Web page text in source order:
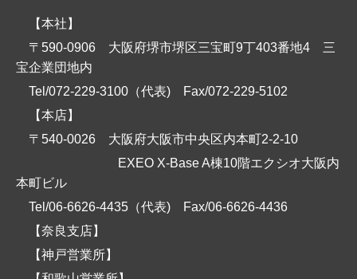
【本社】
〒590-0906 大阪府堺市堺区三宝町9丁403番地4 三
宝企業団地内
Tel/072-229-3100（代表)
Fax/072-229-5102
【本店】
〒540-0026 大阪府大阪市中央区内本町2-2-10
EXEO X-Base A棟10階エクシオ大阪内
本町ビル
Tel/06-6626-4435（代表)
Fax/06-6626-4436
【奈良支店】
【神戸営業所】